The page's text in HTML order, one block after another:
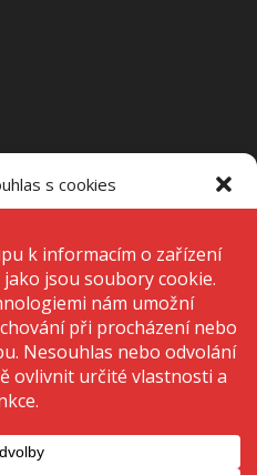
s cookies
Děláme to, abychom zlepšili
reklamy. Souhlas s
údaje, jako je chování
tomto webu. Nesouhlas nebo
určité vlastnosti a funkce.